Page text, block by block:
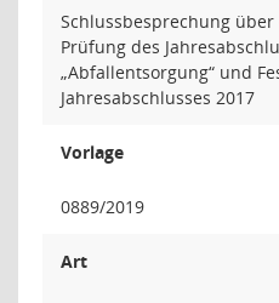
Schlussbesprechung
Prüfung des
„Abfallentsorgung“ und
Jahresabschlusses 2017
Vorlage
0889/2019
Art